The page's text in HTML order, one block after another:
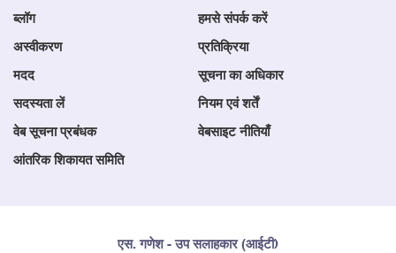
ब्लॉग हमसे संपर्क करें
अस्वीकरण प्रतिक्रिया
मदद सूचना का अधिकार
सदस्यता लें नियम एवं शर्तें
वेब सूचना प्रबंधक वेबसाइट नीतियाँ
आंतरिक शिकायत समिति
एस. गणेश - उप सलाहकार (आईटी)